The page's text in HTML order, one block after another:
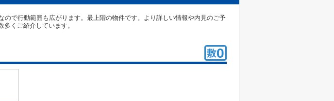
で行動範囲も広がります。最上階の物件です。より詳しい情報や内見のご予
くご紹介しています。